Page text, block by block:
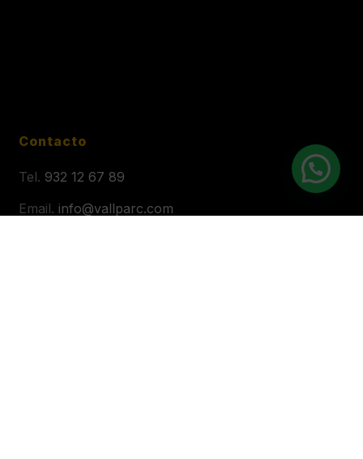
Contacto
Tel. 932 12 67 89
Email. info@vallparc.com